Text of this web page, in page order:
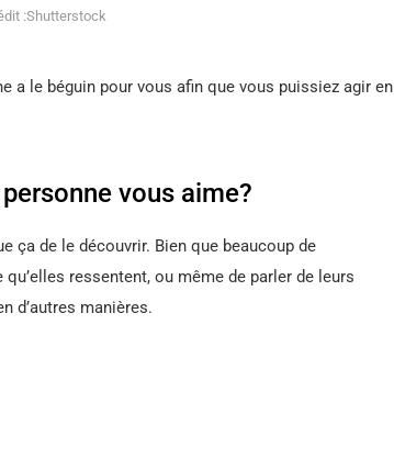
:Shutterstock
a le béguin pour vous afin que vous puissiez agir en
vous aime?
ça de le découvrir. Bien que beaucoup de
ressentent, ou même de parler de leurs
d’autres manières.